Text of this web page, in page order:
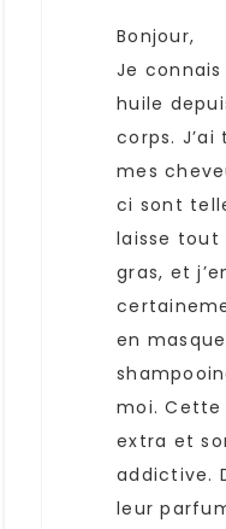
Bonjour,
Je
huile
corps.
mes
ci sont
laisse tout
gras, et
en
moi.
extra et
addictive.
leur